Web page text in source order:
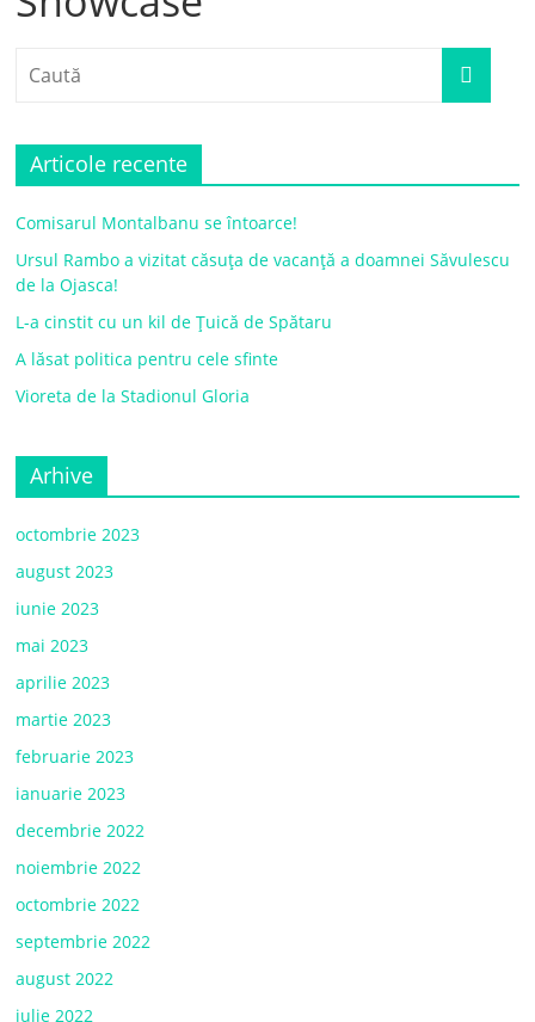
Articole recente
Comisarul Montalbanu se întoarce!
Ursul Rambo a vizitat căsuța de vacanță a doamnei Săvulescu
de la Ojasca!
L-a cinstit cu un kil de Țuică de Spătaru
A lăsat politica pentru cele sfinte
Vioreta de la Stadionul Gloria
Arhive
octombrie 2023
august 2023
iunie 2023
mai 2023
aprilie 2023
martie 2023
februarie 2023
ianuarie 2023
decembrie 2022
noiembrie 2022
octombrie 2022
septembrie 2022
august 2022
iulie 2022